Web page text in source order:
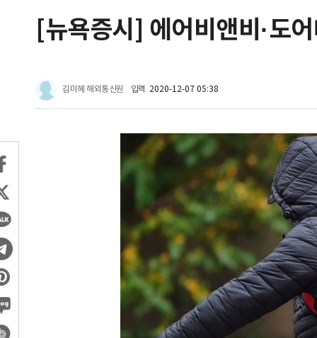
[뉴욕증시] 에어비앤비·도
김미혜 해외통신원 입력 2020-12-07 05:38